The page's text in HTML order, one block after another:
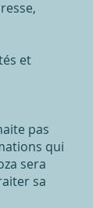
et
pas
qui
sera
sa